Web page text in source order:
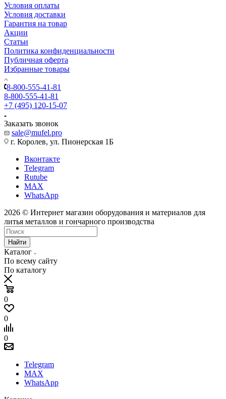
Условия оплаты
Условия доставки
Гарантия на товар
Акции
Статьи
Политика конфиденциальности
Публичная оферта
Избранные товары
8-800-555-41-81
8-800-555-41-81
+7 (495) 120-15-07
Заказать звонок
sale@mufel.pro
г. Королев, ул. Пионерская 1Б
Вконтакте
Telegram
Rutube
MAX
WhatsApp
2026 © Интернет магазин оборудования и материалов для
литья металлов и гончарного производства
Найти
Каталог
По всему сайту
По каталогу
0
0
0
Telegram
MAX
WhatsApp